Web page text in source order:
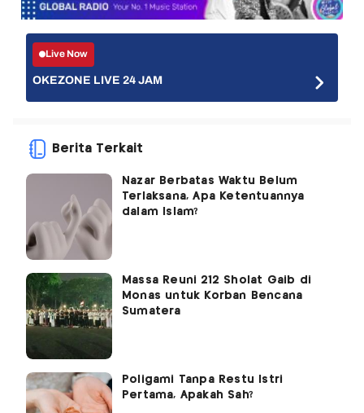
Live Now
OKEZONE LIVE 24 JAM
Berita Terkait
Nazar Berbatas Waktu Belum
Terlaksana, Apa Ketentuannya
dalam Islam?
Massa Reuni 212 Sholat Gaib di
Monas untuk Korban Bencana
Sumatera
Poligami Tanpa Restu Istri
Pertama, Apakah Sah?